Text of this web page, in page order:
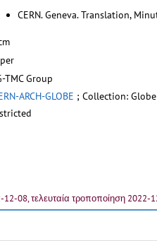
CERN. Geneva. Translation,
TMC Group
ARCH-GLOBE ; Collection:
12-08, τελευταία τροποποίηση 2022-